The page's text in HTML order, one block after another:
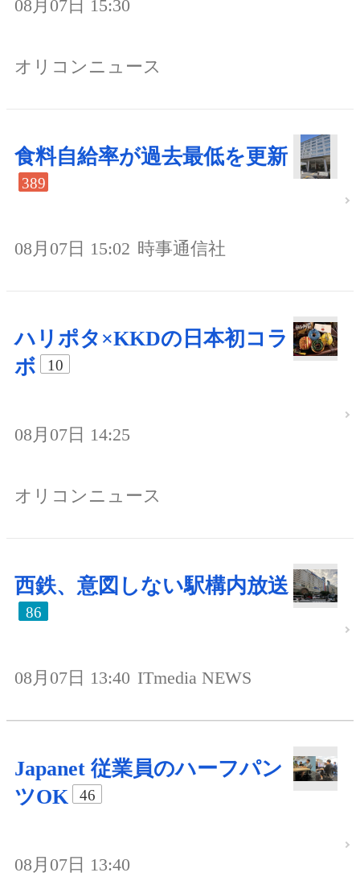
08月07日 15:30
オリコンニュース
食料自給率が過去最低を更新
389
08月07日 15:02 時事通信社
ハリポタ×KKDの日本初コラ
ボ
10
08月07日 14:25
オリコンニュース
西鉄、意図しない駅構内放送
86
08月07日 13:40 ITmedia NEWS
Japanet 従業員のハーフパン
ツOK
46
08月07日 13:40